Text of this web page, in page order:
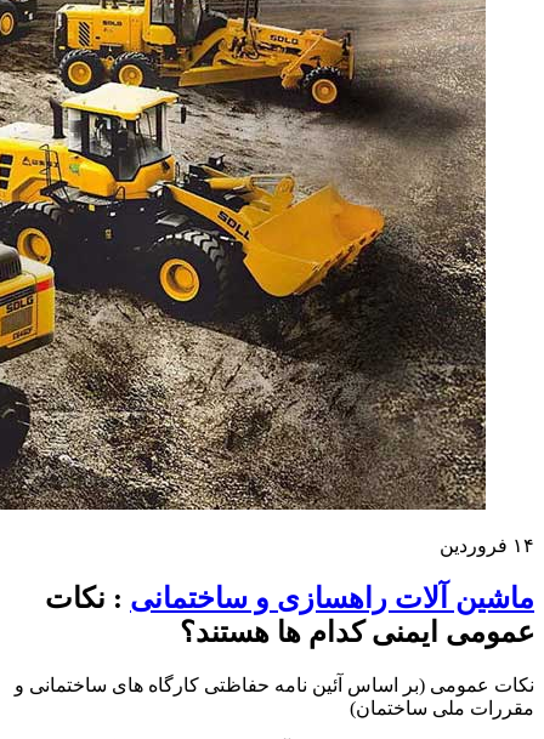
۱۴ فروردین
ماشین آلات راهسازی و ساختمانی : نکات
عمومی ایمنی کدام ها هستند؟
نکات عمومی (بر اساس آئین نامه حفاظتی کارگاه های ساختمانی و
مقررات ملی ساختمان)